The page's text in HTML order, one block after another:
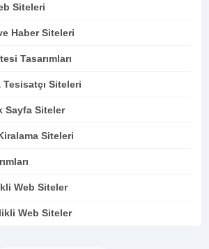
Siteleri
Haber Siteleri
Tasarımları
Siteleri
Sayfa Siteler
Siteleri
Web Siteler
Web Siteler